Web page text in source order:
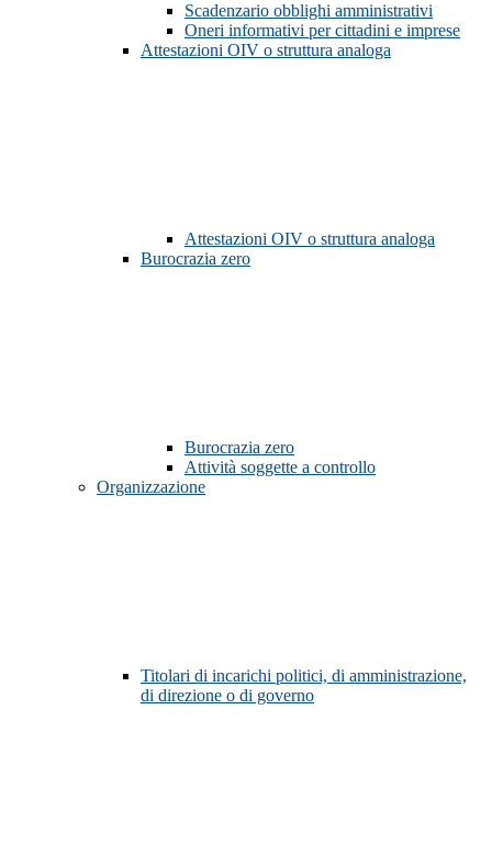
Scadenzario obblighi amministrativi
Oneri informativi per cittadini e imprese
Attestazioni OIV o struttura analoga
Attestazioni OIV o struttura analoga
Burocrazia zero
Burocrazia zero
Attività soggette a controllo
Organizzazione
Titolari di incarichi politici, di amministrazione,
di direzione o di governo